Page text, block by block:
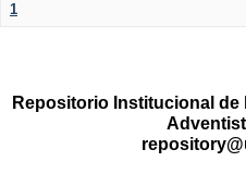
1
Repositorio Institucional